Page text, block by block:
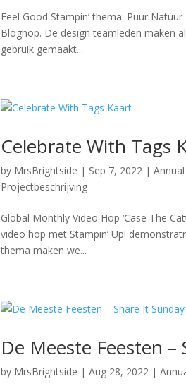
Feel Good Stampin’ thema: Puur
Bloghop. De design teamleden maken
gebruik gemaakt...
Celebrate With Tags
by MrsBrightside | Sep 7, 2022 |
Projectbeschrijving
Global Monthly Video Hop ‘Case The
video hop met Stampin’ Up!
thema maken we...
De Meeste Feesten –
by MrsBrightside |Aug 28, 2022 |